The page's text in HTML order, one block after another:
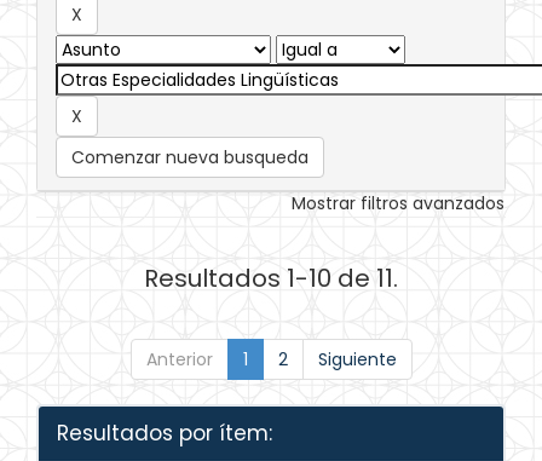
Comenzar nueva busqueda
Mostrar filtros avanzados
Resultados 1-10 de 11.
Anterior 1 2 Siguiente
Resultados por ítem: